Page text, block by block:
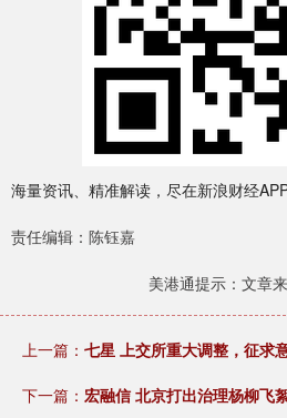
海量资讯、精准解读，尽在新浪财经
责任编辑：陈钰嘉
美港通提示：文章
上一篇： 七星 上交所重大调整，征求
下一篇： 宏融信 北京打出治理杨柳飞